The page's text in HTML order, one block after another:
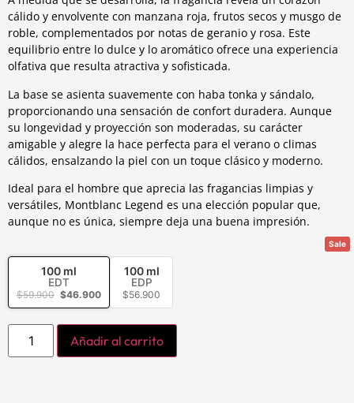
cálido y envolvente con manzana roja, frutos secos y musgo de
roble, complementados por notas de geranio y rosa. Este
equilibrio entre lo dulce y lo aromático ofrece una experiencia
olfativa que resulta atractiva y sofisticada.
La base se asienta suavemente con haba tonka y sándalo,
proporcionando una sensación de confort duradera. Aunque
su longevidad y proyección son moderadas, su carácter
amigable y alegre la hace perfecta para el verano o climas
cálidos, ensalzando la piel con un toque clásico y moderno.
Ideal para el hombre que aprecia las fragancias limpias y
versátiles, Montblanc Legend es una elección popular que,
aunque no es única, siempre deja una buena impresión.
Sale
100 ml
EDT
$59.900 $46.900
100 ml
EDP
$56.900
Añadir al carrito